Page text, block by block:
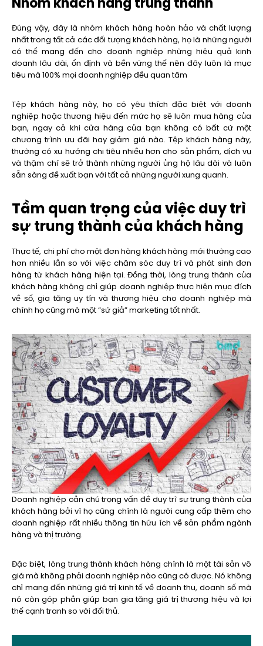
Đúng vậy, đây là nhóm khách hàng hoàn hảo và chất lượng
nhất trong tất cả các đối tượng khách hàng, họ là những người
có thể mang đến cho doanh nghiệp những hiệu quả kinh
doanh lâu dài, ổn định và bền vững thế nên đây luôn là mục
tiêu mà 100% mọi doanh nghiệp đều quan tâm
Tệp khách hàng này, họ có yêu thích đặc biệt với doanh
nghiệp hoặc thương hiệu đến mức họ sẽ luôn mua hàng của
bạn, ngay cả khi cửa hàng của bạn không có bất cứ một
chương trình ưu đãi hay giảm giá nào. Tệp khách hàng này,
thường có xu hướng chi tiêu nhiều hơn cho sản phẩm, dịch vụ
và thậm chí sẽ trở thành những người ủng hộ lâu dài và luôn
sẵn sàng đề xuất bạn với tất cả những người xung quanh.
Tầm quan trọng của việc duy trì
sự trung thành của khách hàng
Thực tế, chi phí cho một đơn hàng khách hàng mới thường cao
hơn nhiều lần so với việc chăm sóc duy trì và phát sinh đơn
hàng từ khách hàng hiện tại. Đồng thời, lòng trung thành của
khách hàng không chỉ giúp doanh nghiệp thực hiện mục đích
về số, gia tăng uy tín và thương hiệu cho doanh nghiệp mà
chính họ cũng mà một “sứ giả” marketing tốt nhất.
Doanh nghiệp cần chú trọng vấn đề duy trì sự trung thành của
khách hàng bởi vì họ cũng chính là người cung cấp thêm cho
doanh nghiệp rất nhiều thông tin hữu ích về sản phẩm ngành
hàng và thị trường.
Đặc biệt, lòng trung thành khách hàng chính là một tài sản vô
giá mà không phải doanh nghiệp nào cũng có được. Nó không
chỉ mang đến những giá trị kinh tế về doanh thu, doanh số mà
nó còn góp phần giúp bạn gia tăng giá trị thương hiệu và lợi
thế cạnh tranh so với đối thủ.